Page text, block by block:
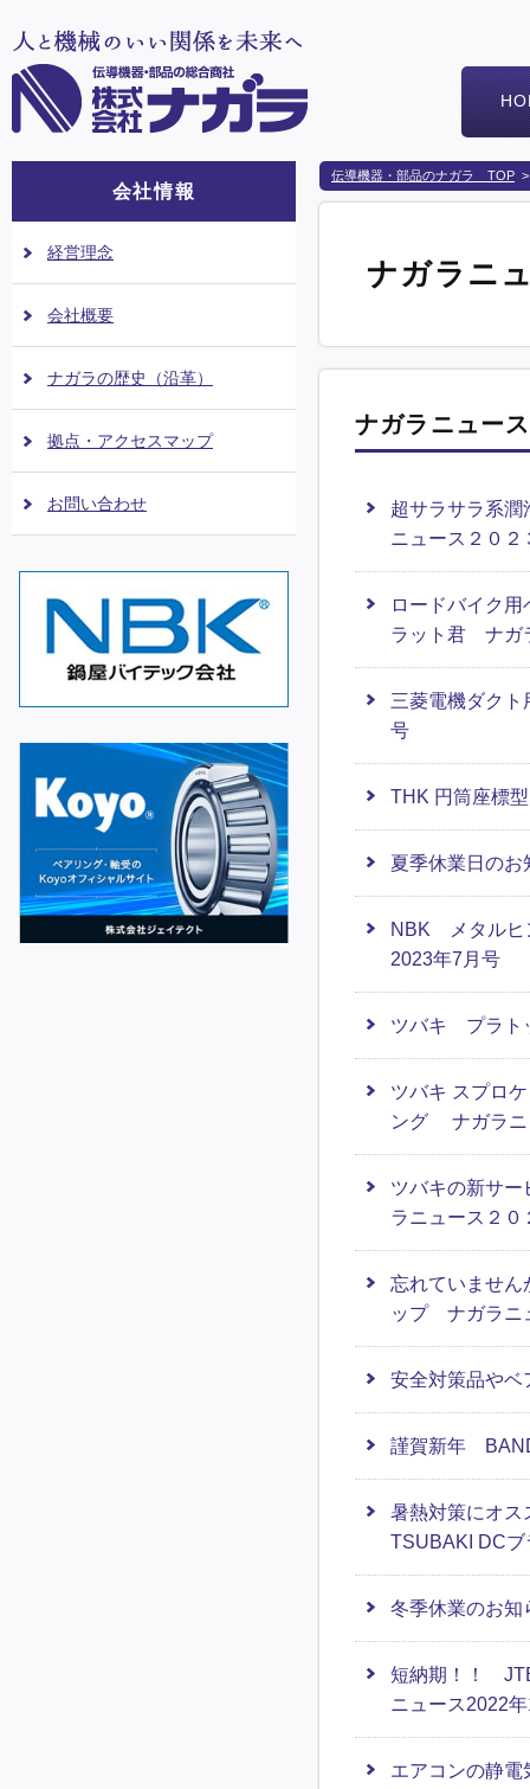
伝導機器・部品のナガラ TOP
ナガラニ
ナガラニュー
超サラサラ系
ニュース２０２
ロードバイク
ラット君 ナガ
三菱電機ダク
号
THK 円筒座標
夏季休業日のお
NBK メタルヒ
2023年7月号
ツバキ プラト
ツバキ スプロ
ング ナガラニ
ツバキの新サ
ラニュース２０
忘れていませ
ップ ナガラニ
安全対策品や
謹賀新年
暑熱対策にオ
TSUBAKI DC
冬季休業のお知
短納期！！
ニュース2022
エアコンの静
会社情報
経営理念
会社概要
ナガラの歴史（沿革）
拠点・アクセスマップ
お問い合わせ